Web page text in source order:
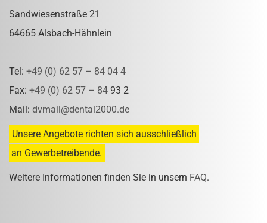
Sandwiesenstraße 21
64665 Alsbach-Hähnlein
Tel: +49 (0) 62 57 – 84 04 4
Fax: +49 (0) 62 57 – 84 93 2
Mail: dvmail@dental2000.de
Unsere Angebote richten sich ausschließlich
an Gewerbetreibende.
Weitere Informationen finden Sie in unsern FAQ.